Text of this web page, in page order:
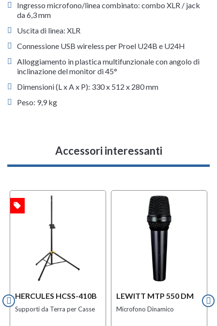
Ingresso microfono/linea combinato: combo XLR / jack
da 6,3 mm
Uscita di linea: XLR
Connessione USB wireless per Proel U24B e U24H
Alloggiamento in plastica multifunzionale con angolo di
inclinazione del monitor di 45°
Dimensioni (L x A x P): 330 x 512 x 280 mm
Peso: 9,9 kg
Accessori interessanti
HERCULES HCSS-410B
Supporti da Terra per Casse
local_offer
LEWITT MTP 550 DM
Microfono Dinamico